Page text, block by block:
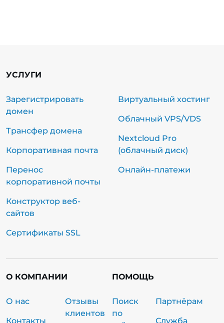
УСЛУГИ
Зарегистрировать
домен
Трансфер домена
Корпоративная почта
Перенос
корпоративной почты
Конструктор веб-
сайтов
Сертификаты SSL
Виртуальный хостинг
Облачный VPS/VDS
Nextcloud Pro
(облачный диск)
Онлайн-платежи
О КОМПАНИИ
О нас
Контакты
Отзывы
клиентов
ПОМОЩЬ
Поиск
по
Партнёрам
Служба